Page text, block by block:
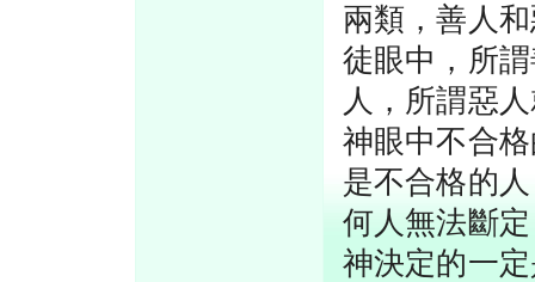
兩類，善人
徒眼中，所
人，所謂惡
神眼中不合
是不合格的
何人無法斷
神決定的一